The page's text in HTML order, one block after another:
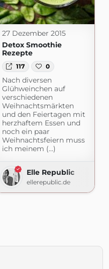
27 Dezember 2015
Detox Smoothie
Rezepte
117 0
Nach diversen
Glühweinchen auf
verschiedenen
Weihnachtsmärkten
und den Feiertagen mit
herzhaftem Essen und
noch ein paar
Weihnachtsfeiern muss
ich meinem (...)
Elle Republic
ellerepublic.de